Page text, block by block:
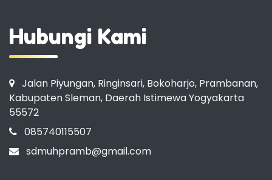
Hubungi Kami
Jalan Piyungan, Ringinsari, Bokoharjo, Prambanan,
Kabupaten Sleman, Daerah Istimewa Yogyakarta
55572
085740115507
sdmuhpramb@gmail.com